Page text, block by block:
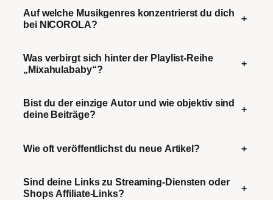
Auf welche Musikgenres konzentrierst du dich
bei NICOROLA?
+
Was verbirgt sich hinter der Playlist-Reihe
„Mixahulababy“?
+
Bist du der einzige Autor und wie objektiv sind
deine Beiträge?
+
Wie oft veröffentlichst du neue Artikel? +
Sind deine Links zu Streaming-Diensten oder
Shops Affiliate-Links?
+